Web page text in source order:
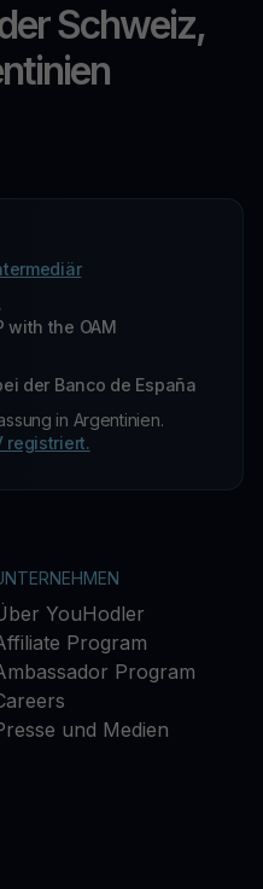
Schweiz,
with the OAM
der Banco de España
in Argentinien.
registriert.
YouHodler
Program
Program
und Medien